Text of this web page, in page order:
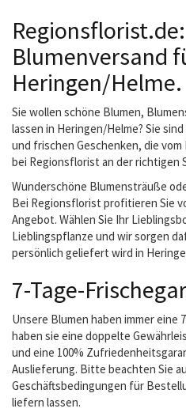
Blumenversand
Heringen/Helme.
Sie wollen schöne Blumen,
lassen in Heringen/Helme? Sie
und frischen Geschenken, die vom
bei Regionsflorist an der richtigen
Wunderschöne Blumensträuße
Bei Regionsflorist profitieren Sie
Angebot. Wählen Sie Ihr
Lieblingspflanze und wir sorgen
persönlich geliefert wird in
7-Tage-
Unsere Blumen haben immer eine
haben sie eine doppelte
und eine 100%
Auslieferung. Bitte beachten Sie
Geschäftsbedingungen für
liefern lassen.